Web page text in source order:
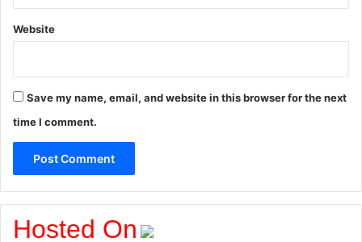
Website
Save my name, email, and website in this browser for the next
time I comment.
Hosted On